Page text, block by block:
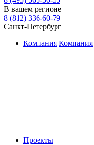
В вашем регионе
8 (812) 336-60-79
Санкт-Петербург
Компания Компания
Проекты